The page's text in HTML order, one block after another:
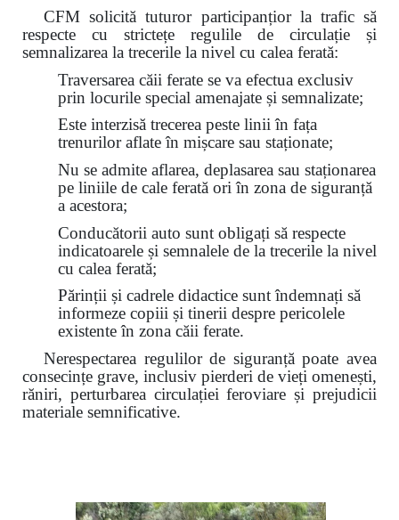
CFM solicită tuturor participanțior la trafic să
respecte cu strictețe regulile de circulație și
semnalizarea la trecerile la nivel cu calea ferată:
Traversarea căii ferate se va efectua exclusiv
prin locurile special amenajate și semnalizate;
Este interzisă trecerea peste linii în fața
trenurilor aflate în mișcare sau staționate;
Nu se admite aflarea, deplasarea sau staționarea
pe liniile de cale ferată ori în zona de siguranță
a acestora;
Conducătorii auto sunt obligați să respecte
indicatoarele și semnalele de la trecerile la nivel
cu calea ferată;
Părinții și cadrele didactice sunt îndemnați să
informeze copiii și tinerii despre pericolele
existente în zona căii ferate.
Nerespectarea regulilor de siguranță poate avea
consecințe grave, inclusiv pierderi de vieți omenești,
răniri, perturbarea circulației feroviare și prejudicii
materiale semnificative.